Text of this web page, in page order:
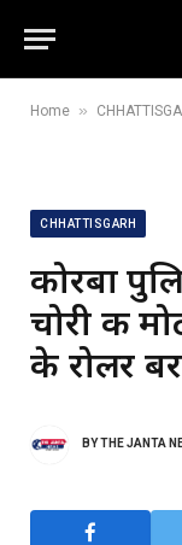
Home »
CHHATTISGARH
कोरबा
चोरी की
के रोलर
BYTHE JANTA